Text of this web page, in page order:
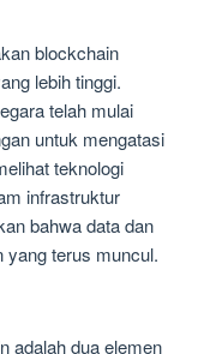
blockchain
lebih tinggi.
telah mulai
untuk mengatasi
teknologi
infrastruktur
bahwa data dan
yang terus muncul.
adalah dua elemen